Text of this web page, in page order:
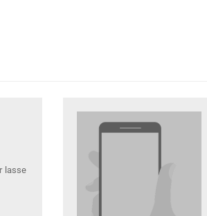
lasse